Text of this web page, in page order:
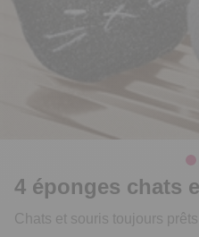
4 éponges chats
Chats et souris toujours